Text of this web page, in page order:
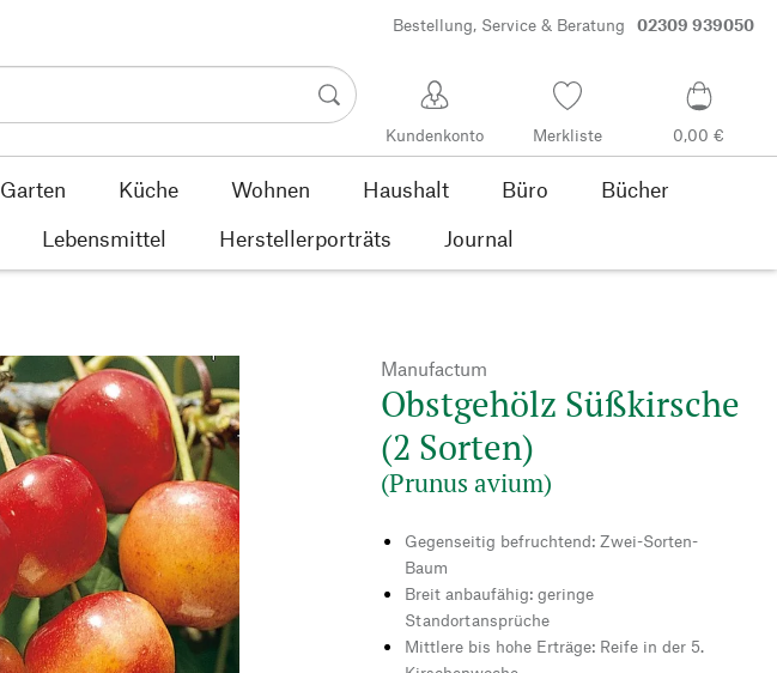
Bestellung, Service & Beratung 02309 939050
Kundenkonto Merkliste 0,00 €
Garten Küche Wohnen Haushalt Büro
Bücher
Lebensmittel Herstellerporträts Journal
Manufactum
Obstgehölz Süßkirsche
(2 Sorten)
(Prunus avium)
Gegenseitig befruchtend: Zwei-Sorten-
Baum
Breit anbaufähig: geringe
Standortansprüche
Mittlere bis hohe Erträge: Reife in der 5.